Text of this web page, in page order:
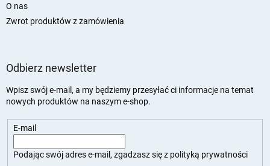
O nas
Zwrot produktów z zamówienia
Odbierz newsletter
Wpisz swój e-mail, a my będziemy przesyłać ci informacje na temat
nowych produktów na naszym e-shop.
E-mail
Podając swój adres e-mail, zgadzasz się z polityką prywatności